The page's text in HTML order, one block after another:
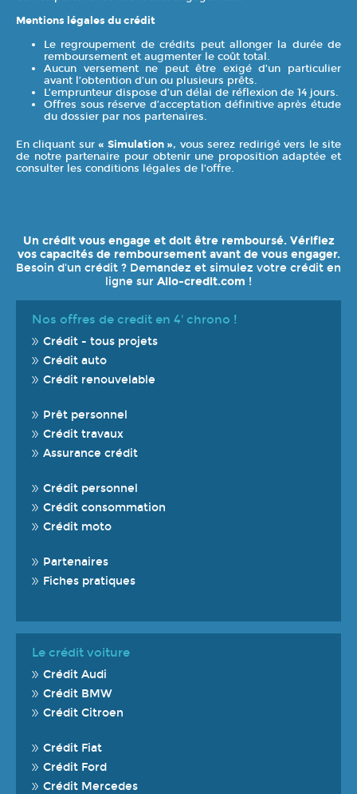
Mentions légales du crédit
Le regroupement de crédits peut allonger la durée de
remboursement et augmenter le coût total.
Aucun versement ne peut être exigé d’un particulier
avant l’obtention d’un ou plusieurs prêts.
L’emprunteur dispose d’un délai de réflexion de 14 jours.
Offres sous réserve d’acceptation définitive après étude
du dossier par nos partenaires.
En cliquant sur« Simulation », vous serez redirigé vers le site
de notre partenaire pour obtenir une proposition adaptée et
consulter les conditions légales de l’offre.
Un crédit vous engage et doit être remboursé. Vérifiez
vos capacités de remboursement avant de vous engager.
Besoin d'un crédit ? Demandez et simulez votre crédit en
ligne sur Allo-credit.com !
Nos offres de credit en 4' chrono !
Crédit - tous projets
Crédit auto
Crédit renouvelable
Prêt personnel
Crédit travaux
Assurance crédit
Crédit personnel
Crédit consommation
Crédit moto
Partenaires
Fiches pratiques
Le crédit voiture
Crédit Audi
Crédit BMW
Crédit Citroen
Crédit Fiat
Crédit Ford
Crédit Mercedes